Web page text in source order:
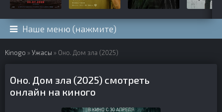
Наше меню (нажмите)
Kinogo »Ужасы » Оно. Дом зла (2025)
Оно. Дом зла (2025) смотреть
онлайн на киного